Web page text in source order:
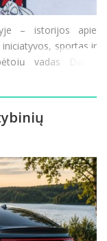
– istorijos apie
sportas ir
vadas Dalius
tokio mast